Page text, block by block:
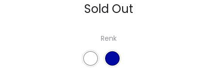
Sold Out
Renk